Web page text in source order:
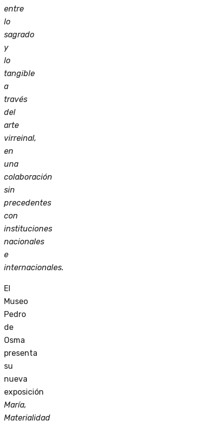
entre
lo
sagrado
y
lo
tangible
a
través
del
arte
virreinal,
en
una
colaboración
sin
precedentes
con
instituciones
nacionales
e
internacionales.
El
Museo
Pedro
de
Osma
presenta
su
nueva
exposición
María,
Materialidad